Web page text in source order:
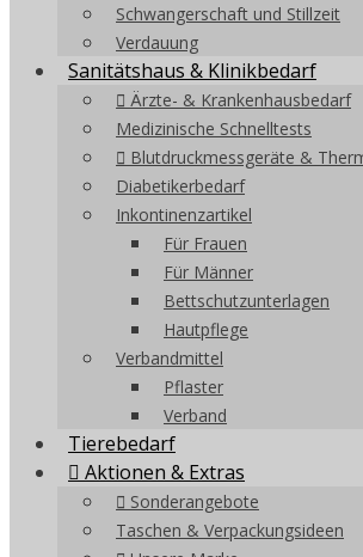
Schwangerschaft und Stillzeit
Verdauung
Sanitätshaus & Klinikbedarf
Ärzte- & Krankenhausbedarf
Medizinische Schnelltests
Blutdruckmessgeräte &
Diabetikerbedarf
Inkontinenzartikel
Für Frauen
Für Männer
Bettschutzunterlagen
Hautpflege
Verbandmittel
Pflaster
Verband
Tierebedarf
Aktionen & Extras
Sonderangebote
Taschen & Verpackungsideen